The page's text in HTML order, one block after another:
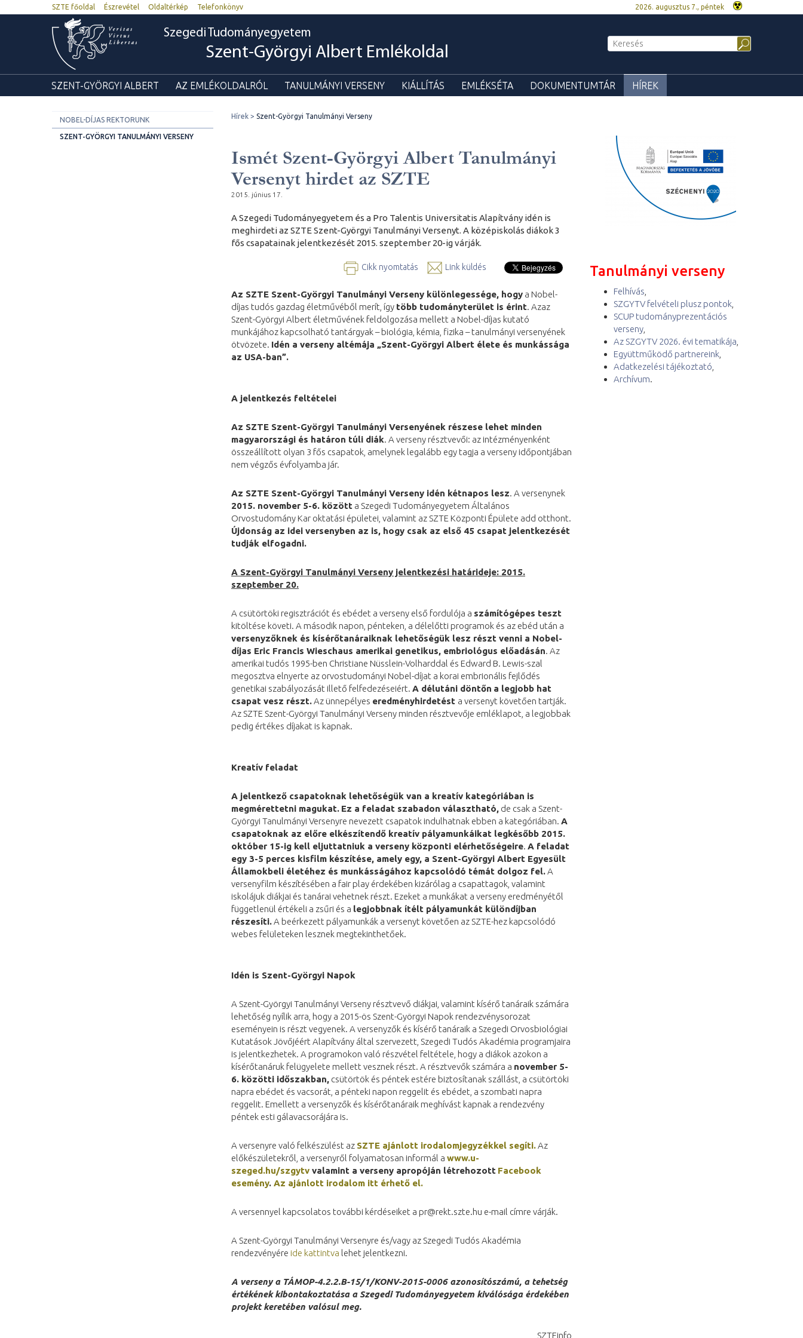
SZTE főoldal Észrevétel Oldaltérkép Telefonkönyv 2026. augusztus 7., péntek
Szegedi Tudományegyetem
Szent-Györgyi Albert Emlékoldal
SZENT-GYÖRGYI ALBERT AZ EMLÉKOLDALRÓL TANULMÁNYI VERSENY KIÁLLÍTÁS EMLÉKSÉTA DOKUMENTUMTÁR HÍREK
NOBEL-DÍJAS REKTORUNK
SZENT-GYÖRGYI TANULMÁNYI VERSENY
Hírek Szent-Györgyi Tanulmányi Verseny
Ismét Szent-Györgyi Albert Tanulmányi
Versenyt hirdet az SZTE
2015. június 17.
A Szegedi Tudományegyetem és a Pro Talentis Universitatis Alapítvány idén is
meghirdeti az SZTE Szent-Györgyi Tanulmányi Versenyt. A középiskolás diákok 3
fős csapatainak jelentkezését 2015. szeptember 20-ig várják.
Cikk nyomtatás Link küldés
Az SZTE Szent-Györgyi Tanulmányi Verseny különlegessége, hogy a Nobel-
díjas tudós gazdag életművéből merít, így több tudományterület is érint. Azaz
Szent-Györgyi Albert életművének feldolgozása mellett a Nobel-díjas kutató
munkájához kapcsolható tantárgyak – biológia, kémia, fizika – tanulmányi versenyének
ötvözete. Idén a verseny altémája „Szent-Györgyi Albert élete és munkássága
az USA-ban”.
A jelentkezés feltételei
Az SZTE Szent-Györgyi Tanulmányi Versenyének részese lehet minden
magyarországi és határon túli diák. A verseny résztvevői: az intézményenként
összeállított olyan 3 fős csapatok, amelynek legalább egy tagja a verseny időpontjában
nem végzős évfolyamba jár.
Az SZTE Szent-Györgyi Tanulmányi Verseny idén kétnapos lesz. A versenynek
2015. november 5-6. között a Szegedi Tudományegyetem Általános
Orvostudomány Kar oktatási épületei, valamint az SZTE Központi Épülete add otthont.
Újdonság az idei versenyben az is, hogy csak az első 45 csapat jelentkezését
tudják elfogadni.
A Szent-Györgyi Tanulmányi Verseny jelentkezési határideje: 2015.
szeptember 20.
A csütörtöki regisztrációt és ebédet a verseny első fordulója a számítógépes teszt
kitöltése követi. A második napon, pénteken, a délelőtti programok és az ebéd után a
versenyzőknek és kísérőtanáraiknak lehetőségük lesz részt venni a Nobel-
díjas Eric Francis Wieschaus amerikai genetikus, embriológus előadásán. Az
amerikai tudós 1995-ben Christiane Nüsslein-Volharddal és Edward B. Lewis-szal
megosztva elnyerte az orvostudományi Nobel-díjat a korai embrionális fejlődés
genetikai szabályozását illető felfedezéseiért. A délutáni döntőn a legjobb hat
csapat vesz részt.Az ünnepélyes eredményhirdetést a versenyt követően tartják.
Az SZTE Szent-Györgyi Tanulmányi Verseny minden résztvevője emléklapot, a legjobbak
pedig értékes díjakat is kapnak.
Kreatív feladat
A jelentkező csapatoknak lehetőségük van a kreatív kategóriában is
megmérettetni magukat. Ez a feladat szabadon választható, de csak a Szent-
Györgyi Tanulmányi Versenyre nevezett csapatok indulhatnak ebben a kategóriában. A
csapatoknak az előre elkészítendő kreatív pályamunkáikat legkésőbb 2015.
október 15-ig kell eljuttatniuk a verseny központi elérhetőségeire. A feladat
egy 3-5 perces kisfilm készítése, amely egy, a Szent-Györgyi Albert Egyesült
Államokbeli életéhez és munkásságához kapcsolódó témát dolgoz fel.A
versenyfilm készítésében a fair play érdekében kizárólag a csapattagok, valamint
iskolájuk diákjai és tanárai vehetnek részt. Ezeket a munkákat a verseny eredményétől
függetlenül értékeli a zsűri és a legjobbnak ítélt pályamunkát különdíjban
részesíti.A beérkezett pályamunkák a versenyt követően az SZTE-hez kapcsolódó
webes felületeken lesznek megtekinthetőek.
Idén is Szent-Györgyi Napok
A Szent-Györgyi Tanulmányi Verseny résztvevő diákjai, valamint kísérő tanáraik számára
lehetőség nyílik arra, hogy a 2015-ös Szent-Györgyi Napok rendezvénysorozat
eseményein is részt vegyenek. A versenyzők és kísérő tanáraik a Szegedi Orvosbiológiai
Kutatások Jövőjéért Alapítvány által szervezett, Szegedi Tudós Akadémia programjaira
is jelentkezhetek. A programokon való részvétel feltétele, hogy a diákok azokon a
kísérőtanáruk felügyelete mellett vesznek részt. A résztvevők számára a november 5-
6. közötti időszakban, csütörtök és péntek estére biztosítanak szállást, a csütörtöki
napra ebédet és vacsorát, a pénteki napon reggelit és ebédet, a szombati napra
reggelit. Emellett a versenyzők és kísérőtanáraik meghívást kapnak a rendezvény
péntek esti gálavacsorájára is.
A versenyre való felkészülést az SZTE ajánlott irodalomjegyzékkel segíti.Az
előkészületekről, a versenyről folyamatosan informál a www.u-
szeged.hu/szgytv valamint a verseny apropóján létrehozott Facebook
esemény. Az ajánlott irodalom itt érhető el.
A versennyel kapcsolatos további kérdéseiket a pr@rekt.szte.hu e-mail címre várják.
A Szent-Györgyi Tanulmányi Versenyre és/vagy az Szegedi Tudós Akadémia
rendezvényére ide kattintva lehet jelentkezni.
A verseny a TÁMOP-4.2.2.B-15/1/KONV-2015-0006 azonosítószámú, a tehetség
értékének kibontakoztatása a Szegedi Tudományegyetem kiválósága érdekében
projekt keretében valósul meg.
SZTEinfo
Tanulmányi verseny
Felhívás
SZGYTV felvételi plusz pontok
SCUP tudományprezentációs
verseny,
Az SZGYTV 2026. évi tematikája
Együttműködő partnereink
Adatkezelési tájékoztató
Archívum.